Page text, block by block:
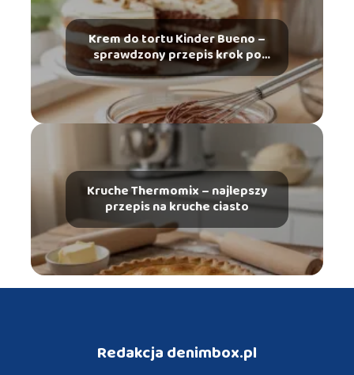
Krem do tortu Kinder Bueno –
sprawdzony przepis krok po
kroku
Kruche Thermomix – najlepszy
przepis na kruche ciasto
Redakcja denimbox.pl